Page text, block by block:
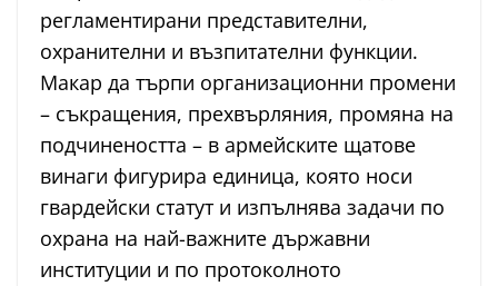
регламентирани представителни,
охранителни и възпитателни функции.
Макар да търпи организационни промени
– съкращения, прехвърляния, промяна на
подчинеността – в армейските щатове
винаги фигурира единица, която носи
гвардейски статут и изпълнява задачи по
охрана на най-важните държавни
институции и по протоколното